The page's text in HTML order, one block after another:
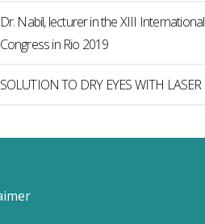
Dr. Nabil, lecturer in the XIII International
Congress in Rio 2019
SOLUTION TO DRY EYES WITH LASER